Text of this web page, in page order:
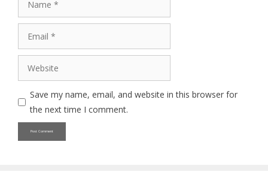
Website
Save my name, email, and website in this browser for
the next time I comment.